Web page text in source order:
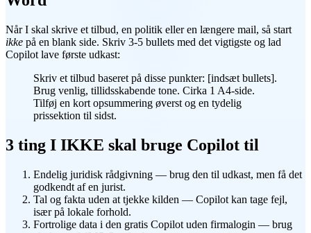
Når I skal skrive et tilbud, en politik eller en længere mail, så start
ikke på en blank side. Skriv 3-5 bullets med det vigtigste og lad
Copilot lave første udkast:
Skriv et tilbud baseret på disse punkter: [indsæt bullets].
Brug venlig, tillidsskabende tone. Cirka 1 A4-side.
Tilføj en kort opsummering øverst og en tydelig
prissektion til sidst.
3 ting I IKKE skal bruge Copilot til
Endelig juridisk rådgivning — brug den til udkast, men få det
godkendt af en jurist.
Tal og fakta uden at tjekke kilden — Copilot kan tage fejl,
især på lokale forhold.
Fortrolige data i den gratis Copilot uden firmalogin — brug